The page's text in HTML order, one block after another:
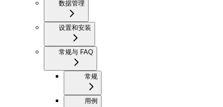
数据管理
设置和安装
常规与 FAQ
常规
用例